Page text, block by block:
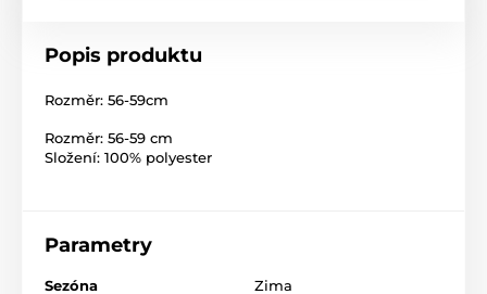
Popis produktu
Rozměr: 56-59cm
Rozměr: 56-59 cm
Složení: 100% polyester
Parametry
Sezóna Zima